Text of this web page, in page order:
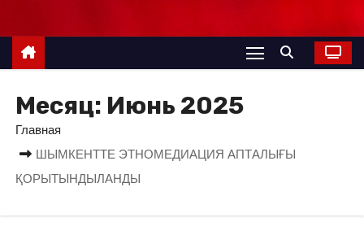
Месяц: Июнь 2025
Главная
ШЫМКЕНТТЕ ЭТНОМЕДИАЦИЯ АПТАЛЫҒЫ
ҚОРЫТЫНДЫЛАНДЫ